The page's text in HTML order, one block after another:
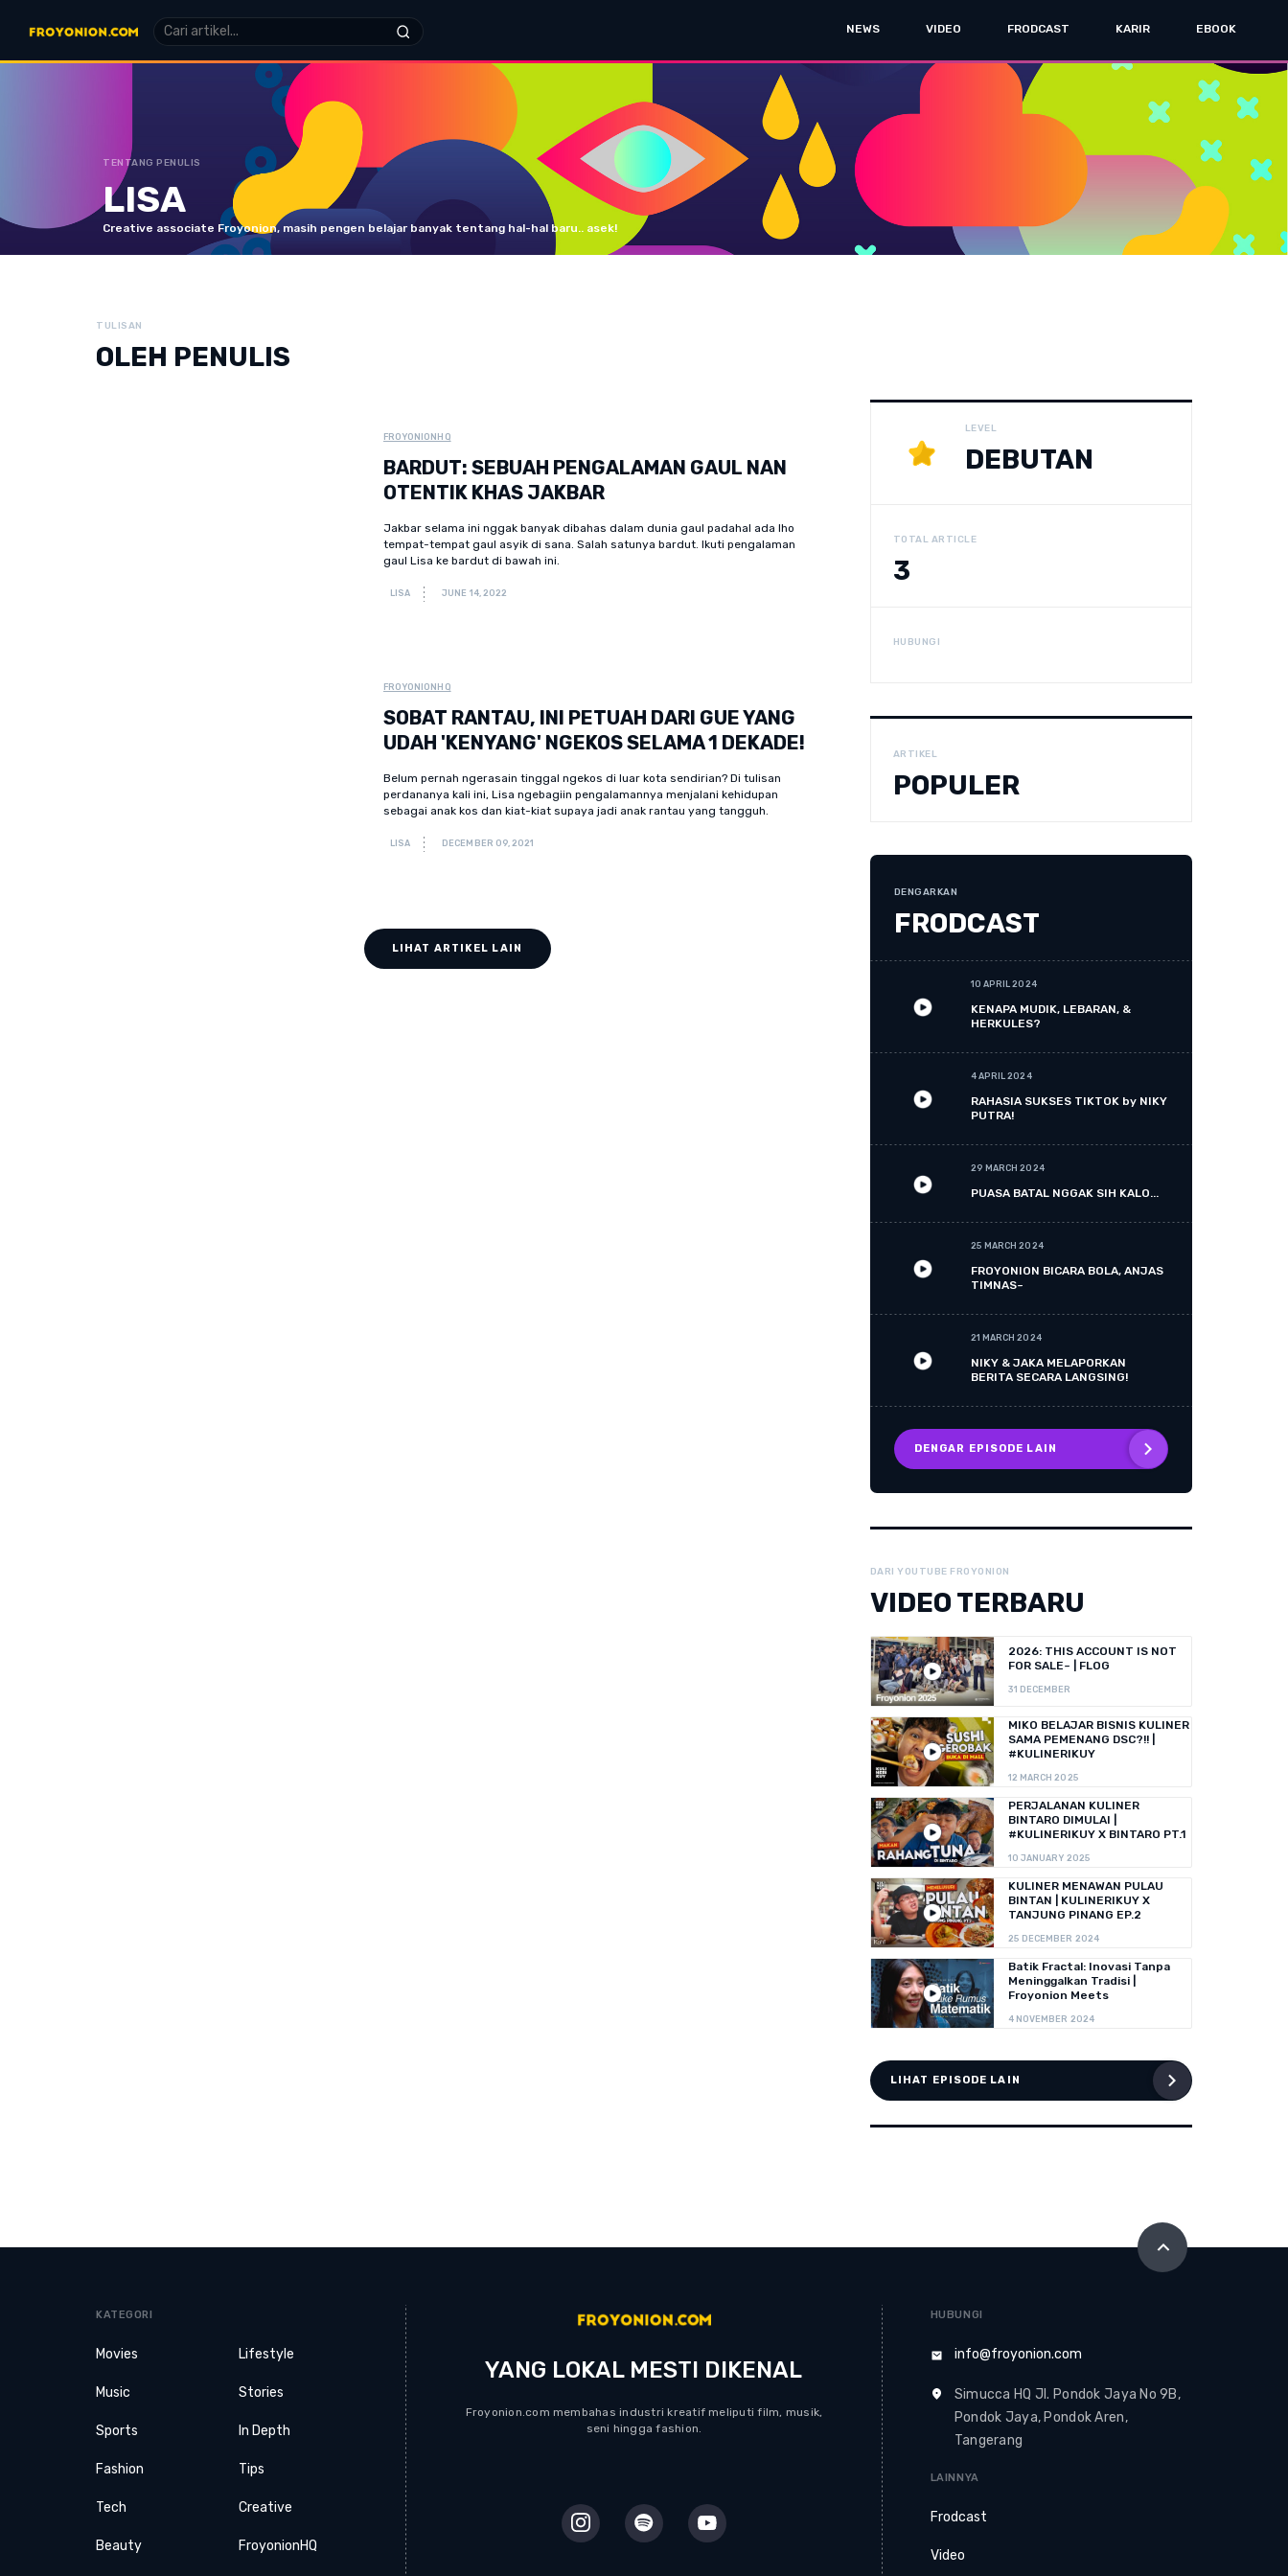
NEWS VIDEO FRODCAST KARIR EBOOK
TENTANG PENULIS
LISA
Creative associate Froyonion, masih pengen belajar banyak tentang hal-hal baru.. asek!
TULISAN
OLEH PENULIS
FROYONIONHQ
BARDUT: SEBUAH PENGALAMAN GAUL NAN
OTENTIK KHAS JAKBAR
Jakbar selama ini nggak banyak dibahas dalam dunia gaul padahal ada lho
tempat-tempat gaul asyik di sana. Salah satunya bardut. Ikuti pengalaman
gaul Lisa ke bardut di bawah ini.
LISA JUNE 14, 2022
FROYONIONHQ
SOBAT RANTAU, INI PETUAH DARI GUE YANG
UDAH 'KENYANG' NGEKOS SELAMA 1 DEKADE!
Belum pernah ngerasain tinggal ngekos di luar kota sendirian? Di tulisan
perdananya kali ini, Lisa ngebagiin pengalamannya menjalani kehidupan
sebagai anak kos dan kiat-kiat supaya jadi anak rantau yang tangguh.
LISA DECEMBER 09, 2021
LIHAT ARTIKEL LAIN
LEVEL
DEBUTAN
TOTAL ARTICLE
3
HUBUNGI
ARTIKEL
POPULER
DENGARKAN
FRODCAST
10 APRIL 2024
KENAPA MUDIK, LEBARAN, &
HERKULES?
4 APRIL 2024
RAHASIA SUKSES TIKTOK by NIKY
PUTRA!
29 MARCH 2024
PUASA BATAL NGGAK SIH KALO...
25 MARCH 2024
FROYONION BICARA BOLA, ANJAS
TIMNAS~
21 MARCH 2024
NIKY & JAKA MELAPORKAN
BERITA SECARA LANGSING!
DENGAR EPISODE LAIN
DARI YOUTUBE FROYONION
VIDEO TERBARU
2026: THIS ACCOUNT IS NOT
FOR SALE~ | FLOG
31 DECEMBER
MIKO BELAJAR BISNIS KULINER
SAMA PEMENANG DSC?!! |
#KULINERIKUY
12 MARCH 2025
PERJALANAN KULINER
BINTARO DIMULAI |
#KULINERIKUY X BINTARO PT.1
10 JANUARY 2025
KULINER MENAWAN PULAU
BINTAN | KULINERIKUY X
TANJUNG PINANG EP.2
25 DECEMBER 2024
Batik Fractal: Inovasi Tanpa
Meninggalkan Tradisi |
Froyonion Meets
4 NOVEMBER 2024
LIHAT EPISODE LAIN
KATEGORI
Movies
Music
Sports
Fashion
Tech
Beauty
Lifestyle
Stories
In Depth
Tips
Creative
FroyonionHQ
YANG LOKAL MESTI DIKENAL
Froyonion.com membahas industri kreatif meliputi film, musik,
seni hingga fashion.
HUBUNGI
info@froyonion.com
Simucca HQ Jl. Pondok Jaya No 9B,
Pondok Jaya, Pondok Aren,
Tangerang
LAINNYA
Frodcast
Video